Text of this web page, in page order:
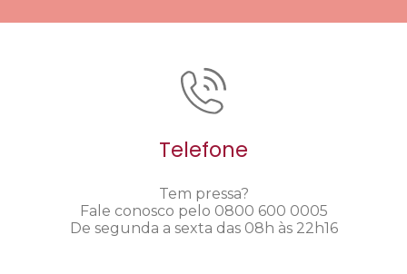
Telefone
Tem pressa?
Fale conosco pelo 0800 600 0005
De segunda a sexta das 08h às 22h16